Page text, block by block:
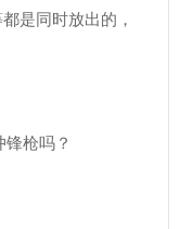
是同时放出的，
锋枪吗？